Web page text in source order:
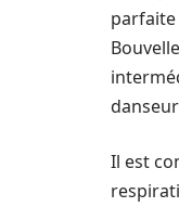
parfaite
Il est